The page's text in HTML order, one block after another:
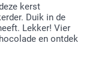
kerst
Duik in de
Lekker! Vier
en ontdek